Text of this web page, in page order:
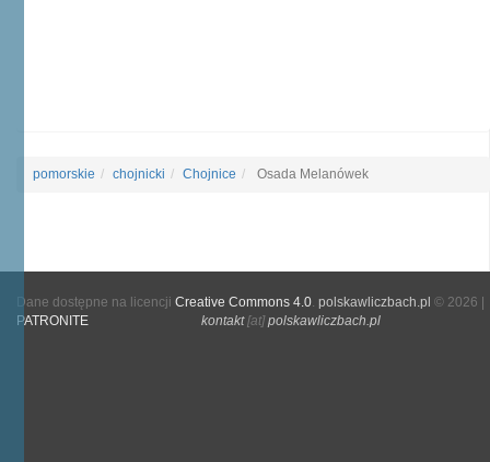
pomorskie chojnicki Chojnice Osada Melanówek
Dane dostępne na licencji Creative Commons 4.0. polskawliczbach.pl © 2026 |
PATRONITE
kontakt[at]polskawliczbach.pl